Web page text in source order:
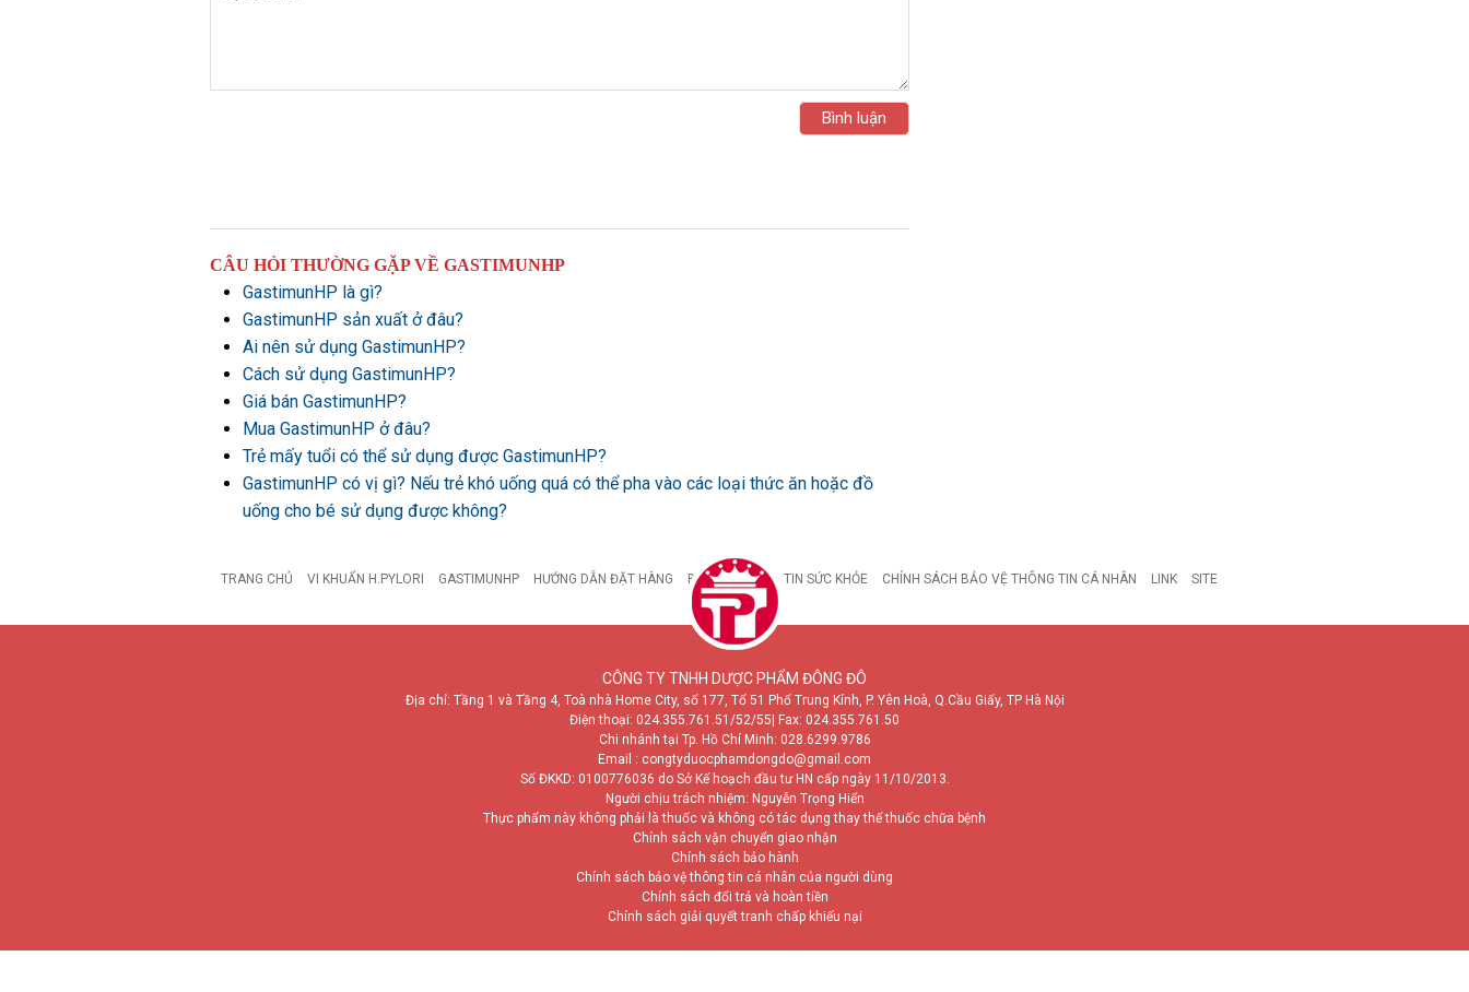
CÂU HỎI THƯỜNG GẶP VỀ GASTIMUNHP
GastimunHP là gì?
GastimunHP sản xuất ở đâu?
Ai nên sử dụng GastimunHP?
Cách sử dụng GastimunHP?
Giá bán GastimunHP?
Mua GastimunHP ở đâu?
Trẻ mấy tuổi có thể sử dụng được GastimunHP?
GastimunHP có vị gì? Nếu trẻ khó uống quá có thể pha vào các loại thức ăn hoặc đồ
uống cho bé sử dụng được không?
TRANG CHỦ VI KHUẨN H.PYLORI GASTIMUNHP HƯỚNG DẪN ĐẶT HÀNG BỆNH DẠ DÀY TIN SỨC KHỎE CHÍNH SÁCH BẢO VỆ THÔNG TIN CÁ NHÂN LINK SITE
CÔNG TY TNHH DƯỢC PHẨM ĐÔNG ĐÔ
Địa chỉ: Tầng 1 và Tầng 4, Toà nhà Home City, số 177, Tổ 51 Phố Trung Kính, P. Yên Hoà, Q.Cầu Giấy, TP Hà Nội
Điện thoại: 024.355.761.51/52/55 | Fax: 024.355.761.50
Chi nhánh tại Tp. Hồ Chí Minh: 028.6299.9786
Email : congtyduocphamdongdo@gmail.com
Số ĐKKD: 0100776036 do Sở Kế hoạch đầu tư HN cấp ngày 11/10/2013.
Người chịu trách nhiệm: Nguyễn Trọng Hiển
Thực phẩm này không phải là thuốc và không có tác dụng thay thế thuốc chữa bệnh
Chính sách vận chuyển giao nhận
Chính sách bảo hành
Chính sách bảo vệ thông tin cá nhân của người dùng
Chính sách đổi trả và hoàn tiền
Chính sách giải quyết tranh chấp khiếu nại